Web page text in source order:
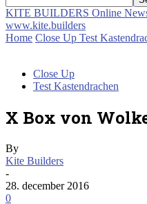
KITE BUILDERS Online
www.kite.builders
Home Close Up Test
Close Up
Test Kastendrachen
X Box von
By
Kite Builders
-
28. december 2016
0